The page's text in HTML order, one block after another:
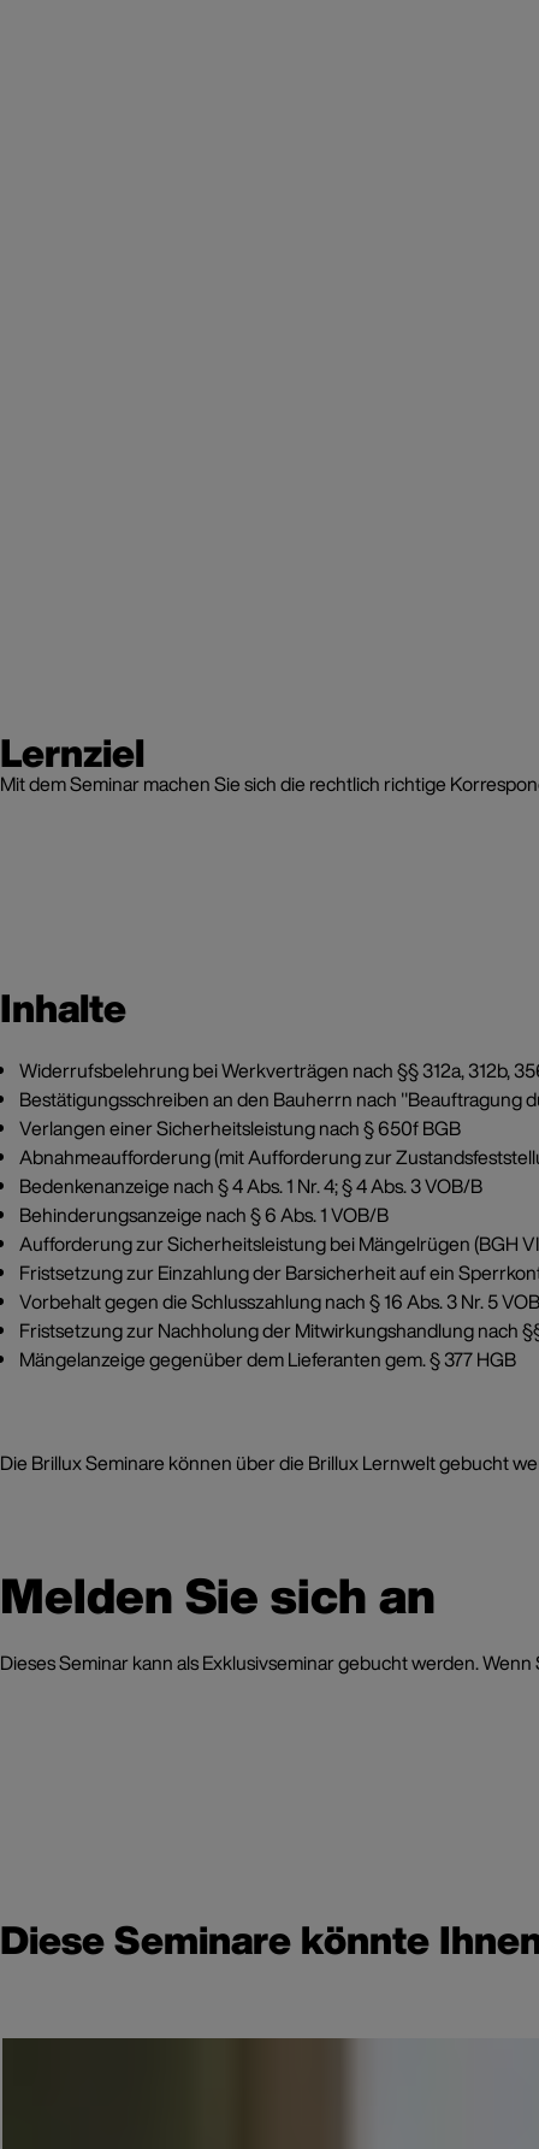
Lernziel
Mit dem Seminar machen Sie sich die rechtlich richtige
Inhalte
Widerrufsbelehrung bei Werkverträgen nach §§ 312a, 312b,
Bestätigungsschreiben an den Bauherrn nach "Beauftragung
Verlangen einer Sicherheitsleistung nach § 650f BGB
Abnahmeaufforderung (mit Aufforderung zur
Bedenkenanzeige nach § 4 Abs. 1 Nr. 4; § 4 Abs. 3 VOB/B
Behinderungsanzeige nach § 6 Abs. 1 VOB/B
Aufforderung zur Sicherheitsleistung bei Mängelrügen (BGH
Fristsetzung zur Einzahlung der Barsicherheit auf ein
Vorbehalt gegen die Schlusszahlung nach § 16 Abs. 3 Nr. 5
Fristsetzung zur Nachholung der Mitwirkungshandlung nach
Mängelanzeige gegenüber dem Lieferanten gem. § 377 HGB
Die Brillux Seminare können über die Brillux Lernwelt gebucht
Melden Sie sich an
Dieses Seminar kann als Exklusivseminar gebucht werden.
Diese Seminare könnte